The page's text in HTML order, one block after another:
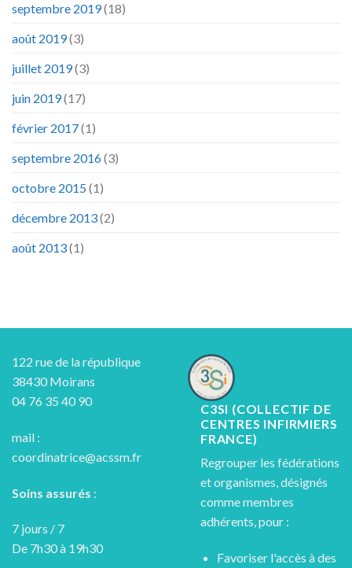
septembre 2019(18)
août 2019(3)
juillet 2019(3)
juin 2019(17)
février 2017(1)
septembre 2016(3)
octobre 2015(1)
décembre 2013(2)
août 2013(1)
122 rue de la république
38430 Moirans
04 76 35 40 90
mail :
coordinatrice@acssm.fr
Soins assurés :
7 jours / 7
De 7h30 à 19h30
C3SI (COLLECTIF DE
CENTRES INFIRMIERS
FRANCE)
Regrouper les fédérations
et organismes, désignés
comme membres
adhérents, pour :
Favoriser l'accès à des